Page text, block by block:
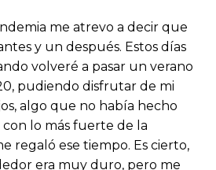
me atrevo a decir que
y un después. Estos días
volveré a pasar un verano
pudiendo disfrutar de mi
algo que no había hecho
lo más fuerte de la
regaló ese tiempo. Es cierto,
era muy duro, pero me